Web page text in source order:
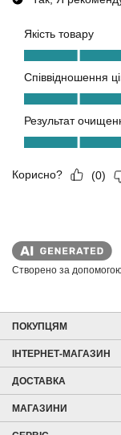
Створено за
ПОКУПЦЯМ
ІНТЕРНЕТ-МАГАЗИН
ДОСТАВКА
МАГАЗИНИ